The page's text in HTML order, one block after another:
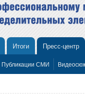
Итоги Пресс-центр
Публикации СМИ